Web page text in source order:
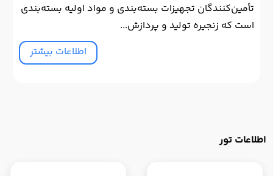
تأمین‌کنندگان تجهیزات بسته‌بندی و مواد اولیه بسته‌بندی
است که زنجیره تولید و پردازش...
اطلاعات بیشتر
اطلاعات تور